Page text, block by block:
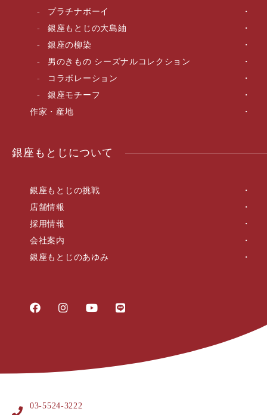
プラチナボーイ
銀座もとじの大島紬
銀座の柳染
男のきもの シーズナルコレクション
コラボレーション
銀座モチーフ
作家・産地
銀座もとじについて
銀座もとじの挑戦
店舗情報
採用情報
会社案内
銀座もとじのあゆみ
03-5524-3222